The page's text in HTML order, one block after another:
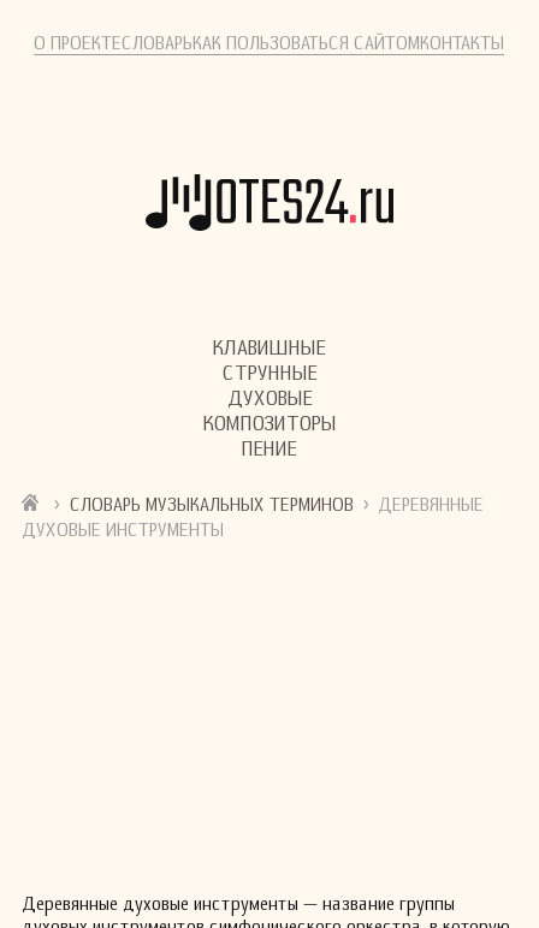
О ПРОЕКТЕСЛОВАРЬКАК ПОЛЬЗОВАТЬСЯ САЙТОМКОНТАКТЫ
КЛАВИШНЫЕ
СТРУННЫЕ
ДУХОВЫЕ
КОМПОЗИТОРЫ
ПЕНИЕ
› СЛОВАРЬ МУЗЫКАЛЬНЫХ ТЕРМИНОВ › ДЕРЕВЯННЫЕ
ДУХОВЫЕ ИНСТРУМЕНТЫ
Деревянные духовые инструменты — название группы